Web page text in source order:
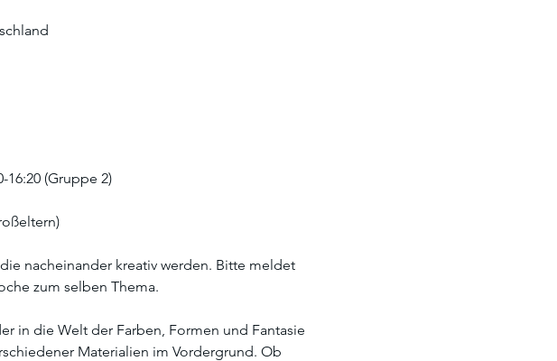
(Gruppe 2)
nacheinander kreativ werden. Bitte meldet
zum selben Thema.
in die Welt der Farben, Formen und Fantasie
Materialien im Vordergrund. Ob